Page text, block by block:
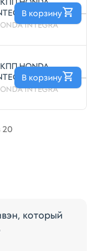
ZC
INTEGRA
—
В корзину
HONDA
ZC
INTEGRA
—
В корзину
20
который